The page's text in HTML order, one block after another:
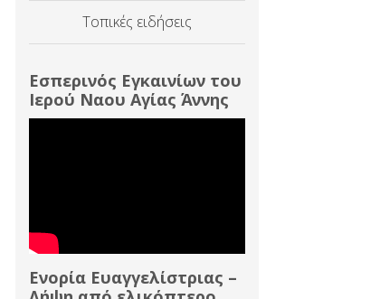
Τοπικές ειδήσεις
Εσπερινός Εγκαινίων του
Ιερού Ναου Αγίας Άννης
Ενορία Ευαγγελίστριας –